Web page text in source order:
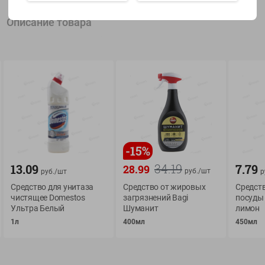
Показать 15-28 из 78
О сервисе
Оплата
Условия доставки
Возврат товара
Оформление заказа
Приемка товара
Мой Green
История покупок
Мои товары
Обратная связь
Приложение Green c
доставкой и
Описание товара
13.09 руб./шт
Средство для унитаза
чистящее Domestos
Ультра Белый
1л
-15%
34.19
28.99 руб./шт
Средство от жировых
загрязнений Bagi
Шуманит
400мл
7.79
лимон
450мл